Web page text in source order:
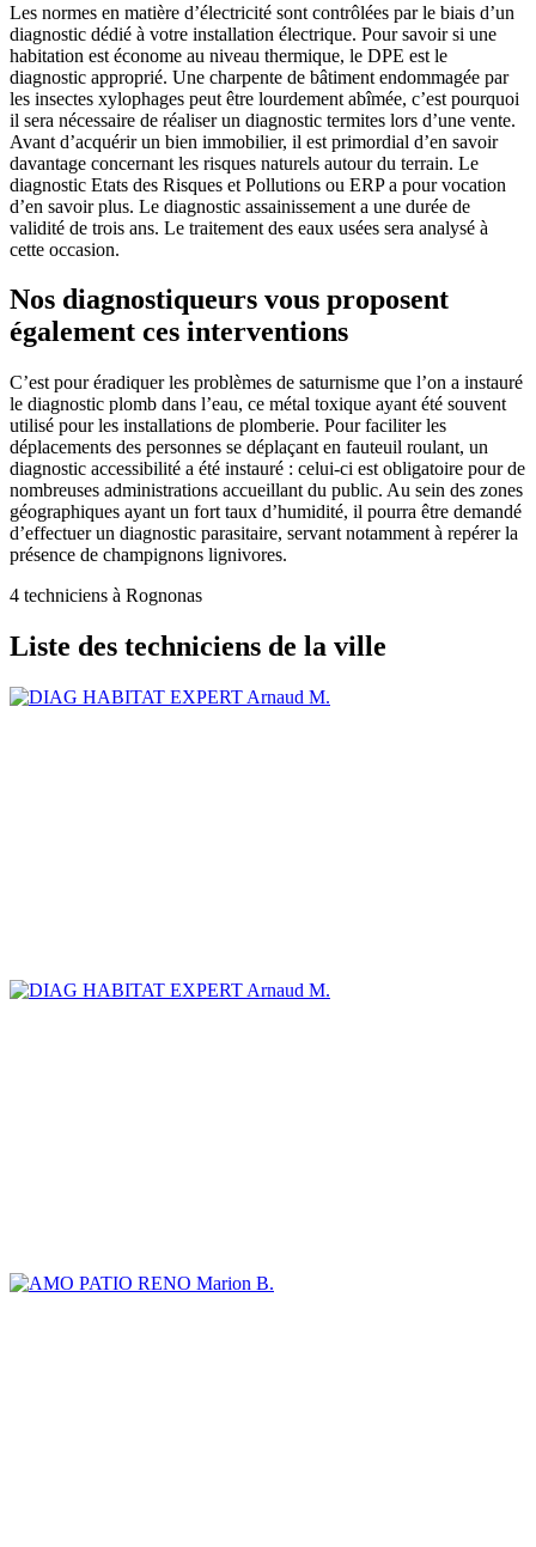
Les normes en matière d’électricité sont contrôlées par le biais d’un
diagnostic dédié à votre installation électrique. Pour savoir si une
habitation est économe au niveau thermique, le DPE est le
diagnostic approprié. Une charpente de bâtiment endommagée par
les insectes xylophages peut être lourdement abîmée, c’est pourquoi
il sera nécessaire de réaliser un diagnostic termites lors d’une vente.
Avant d’acquérir un bien immobilier, il est primordial d’en savoir
davantage concernant les risques naturels autour du terrain. Le
diagnostic Etats des Risques et Pollutions ou ERP a pour vocation
d’en savoir plus. Le diagnostic assainissement a une durée de
validité de trois ans. Le traitement des eaux usées sera analysé à
cette occasion.
Nos diagnostiqueurs vous proposent
également ces interventions
C’est pour éradiquer les problèmes de saturnisme que l’on a instauré
le diagnostic plomb dans l’eau, ce métal toxique ayant été souvent
utilisé pour les installations de plomberie. Pour faciliter les
déplacements des personnes se déplaçant en fauteuil roulant, un
diagnostic accessibilité a été instauré : celui-ci est obligatoire pour de
nombreuses administrations accueillant du public. Au sein des zones
géographiques ayant un fort taux d’humidité, il pourra être demandé
d’effectuer un diagnostic parasitaire, servant notamment à repérer la
présence de champignons lignivores.
4 techniciens à Rognonas
Liste des techniciens de la ville
Arnaud M.
Arnaud M.
Marion B.